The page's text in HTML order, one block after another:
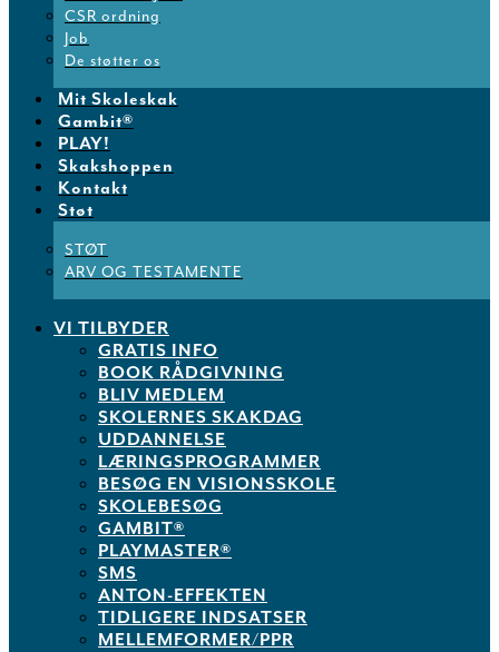
CSR ordning
Job
De støtter os
Mit Skoleskak
Gambit®
PLAY!
Skakshoppen
Kontakt
Støt
STØT
ARV OG TESTAMENTE
VI TILBYDER
GRATIS INFO
BOOK RÅDGIVNING
BLIV MEDLEM
SKOLERNES SKAKDAG
UDDANNELSE
LÆRINGSPROGRAMMER
BESØG EN VISIONSSKOLE
SKOLEBESØG
GAMBIT®
PLAYMASTER®
SMS
ANTON-EFFEKTEN
TIDLIGERE INDSATSER
MELLEMFORMER/PPR